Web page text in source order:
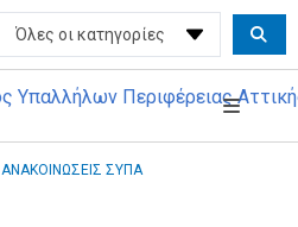
ΑΝΑΚΟΙΝΩΣΕΙΣ ΣΥΠΑ